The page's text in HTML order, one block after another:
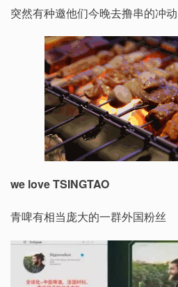
突然有种邀他们今晚去撸串的冲动
we love TSINGTAO
青啤有相当庞大的一群外国粉丝